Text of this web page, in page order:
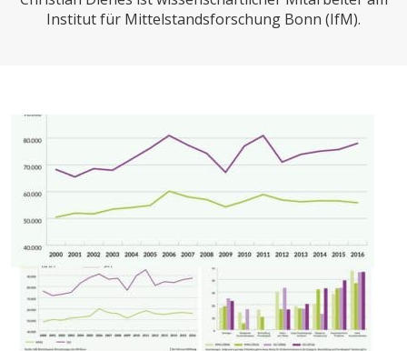
SUCHE
ECONOMISTS FOR FUTURE
DEUTSCHLAND
Institut für Mittelstandsforschung Bonn (IfM).